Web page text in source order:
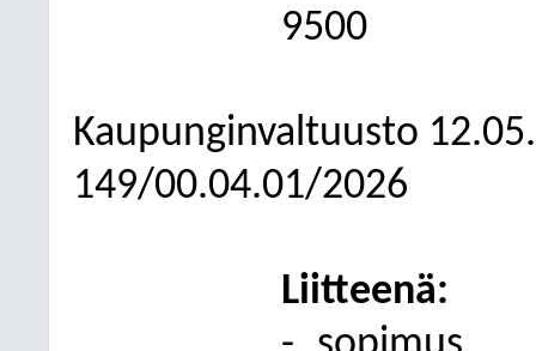
9500
Kaupunginvaltuusto
149/00.04.01/2026
Liitteenä: